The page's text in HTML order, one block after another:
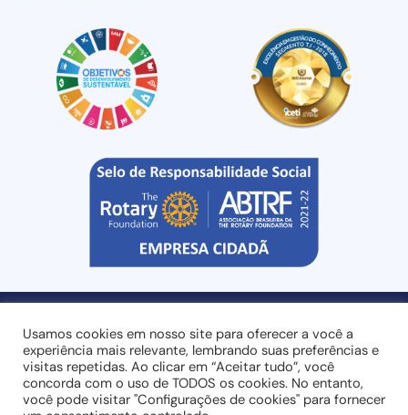
Entre em contato:+55 (44) 3032-8400 ou
sales@rgk4it.com
Usamos cookies em nosso site para oferecer a você a
experiência mais relevante, lembrando suas preferências e
visitas repetidas. Ao clicar em “Aceitar tudo”, você
concorda com o uso de TODOS os cookies. No entanto,
você pode visitar "Configurações de cookies" para fornecer